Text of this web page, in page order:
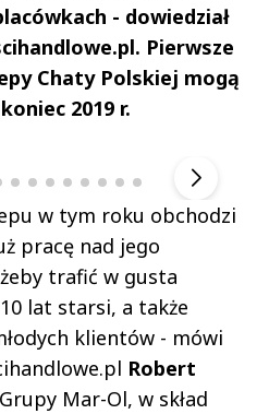
- dowiedział
Pierwsze
Chaty Polskiej mogą
2019 r.
w tym roku obchodzi
pracę nad jego
trafić w gusta
lat starsi, a także
klientów - mówi
Robert
Mar-Ol, w skład